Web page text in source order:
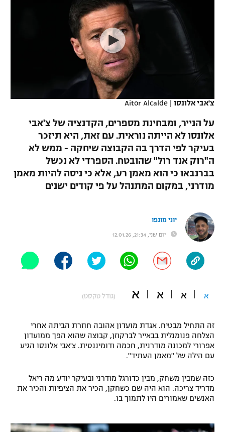
רץ ברשת
תוצאות
לוח שידורים
ברחבה
"מחצית בשכונה" – פודקאסט
משתתפים וזוכים בפרסים
תקנון משתתפים וזוכים בפרסים
תקנון עבור פעילות אלקטרה
תקנון עבור פעילות ספורט 1 – "מרלן"
גיימינג E-Sports
תנאי שימוש
נבחרת ישראל
מכבי חיפה
הפועל תל אביב
הפועל חיפה
הפועל באר שבע
מכבי נתניה
ליגה ספרדית
ליגה איטלקית
ליגה צרפתית
ליגה טורקית
ליגה סינית
ליגה ברזילאית
ליגות נוספות
כדורסל נשים
מכבי תל אביב
הפועל חולון
דני אבדיה
כדוריד
כדורעף
שחייה
ג'ודו
אגרוף
ספורט אולימפי
היאבקות WWE
ספורט מוטורי
כדורמים
בייסבול MLB
אומנויות לחימה
צ'אבי אלונסו |
Aitor Alcalde
על הנייר, ומבחינת מספרים, הקדנציה של צ'אבי
אלונסו לא הייתה נוראית. עם זאת, היא תיזכר
בעיקר לפי הדרך בה הקבוצה שיחקה - ממש לא
ה"רוק אנד רול" שהובטח. הספרדי לא נכשל
בברנבאו כי הוא מאמן רע, אלא כי ניסה להיות מאמן
מודרני, במקום המתנהל על פי קודים ישנים
יוני מונפו
יום שני, 21:34, 12.01.26
א א א א (גודל טקסט)
זה התחיל מבטיח. אגדת מועדון אהובה חוזרת הביתה אחרי
הצלחה פנומנלית בבאייר לברקוזן, קבוצה שהוא הפך ממועדון
אפרורי למכונה מודרנית, חכמה ודומיננטית. צ'אבי אלונסו הגיע
עם הילה של "מאמן העתיד".
כזה שמבין משחק, מבין כדורגל מודרני ובעיקר יודע מה ריאל
מדריד צריכה. הוא היה שם כשחקן, הכיר את הציפיות והכיר את
האנשים שאמורים היו לתמוך בו.